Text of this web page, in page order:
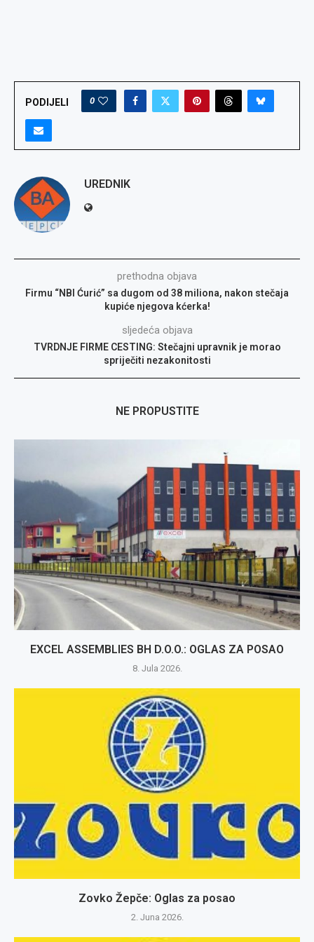
PODIJELI 0
UREDNIK
prethodna objava
Firmu “NBI Ćurić” sa dugom od 38 miliona, nakon stečaja
kupiće njegova kćerka!
sljedeća objava
TVRDNJE FIRME CESTING: Stečajni upravnik je morao
spriječiti nezakonitosti
NE PROPUSTITE
EXCEL ASSEMBLIES BH D.O.O.: OGLAS ZA POSAO
8. Jula 2026.
Zovko Žepče: Oglas za posao
2. Juna 2026.